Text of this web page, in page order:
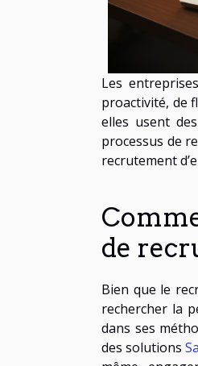
Les
proactivité, de
elles usent
processus de
recrutement
de
Bien que le
rechercher la
dans ses
des solutions